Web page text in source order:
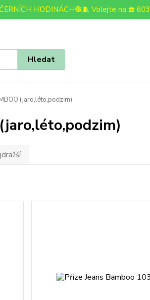
HODINÁCH🧶🧵 Volejte na ☎️
Hledat
(jaro,léto,podzim)